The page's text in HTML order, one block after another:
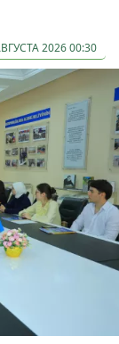
2026 00:30